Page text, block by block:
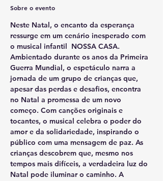
Sobre o evento
Neste Natal, o encanto da esperança
ressurge em um cenário inesperado com
o musical infantil  NOSSA CASA.
Ambientado durante os anos da Primeira
Guerra Mundial, o espetáculo narra a
jornada de um grupo de crianças que,
apesar das perdas e desafios, encontra
no Natal a promessa de um novo
começo. Com canções originais e
tocantes, o musical celebra o poder do
amor e da solidariedade, inspirando o
público com uma mensagem de paz. As
crianças descobrem que, mesmo nos
tempos mais difíceis, a verdadeira luz do
Natal pode iluminar o caminho. A